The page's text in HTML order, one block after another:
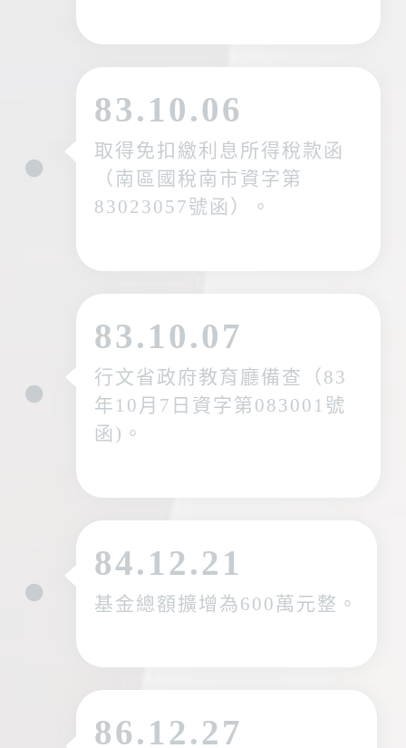
83.10.06
取得免扣繳利息所得稅款函
（南區國稅南市資字第
83023057號函）。
83.10.07
行文省政府教育廳備查（83
年10月7日資字第083001號
函)。
84.12.21
基金總額擴增為600萬元整。
86.12.27